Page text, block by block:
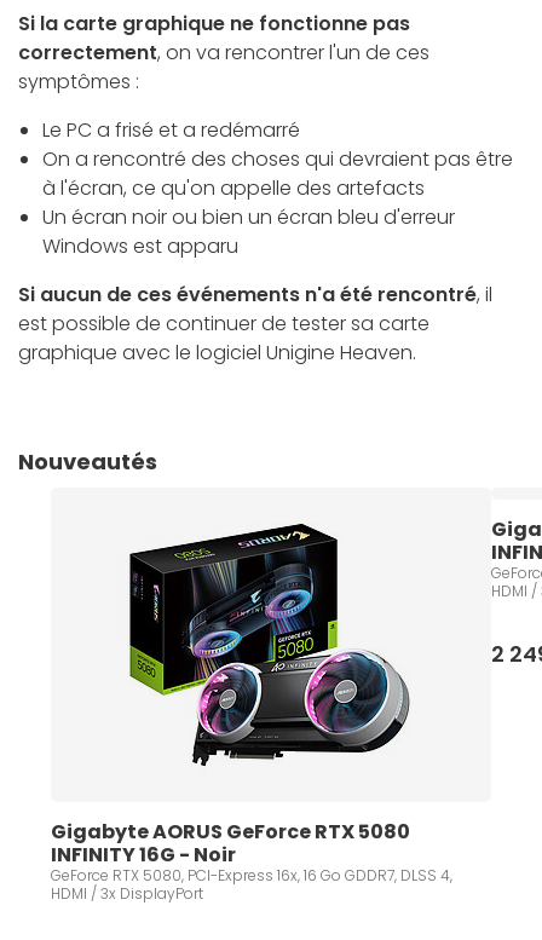
Si la carte graphique ne fonctionne pas
correctement, on va rencontrer l'un de ces
symptômes :
Le PC a frisé et a redémarré
On a rencontré des choses qui devraient pas être
à l'écran, ce qu'on appelle des artefacts
Un écran noir ou bien un écran bleu d'erreur
Windows est apparu
Si aucun de ces événements n'a été rencontré, il
est possible de continuer de tester sa carte
graphique avec le logiciel Unigine Heaven.
Nouveautés
Gigabyte AORUS GeForce RTX 5080
INFINITY 16G - Noir
GeForce RTX 5080, PCI-Express 16x, 16 Go GDDR7, DLSS 4,
HDMI / 3x DisplayPort
HDMI
2